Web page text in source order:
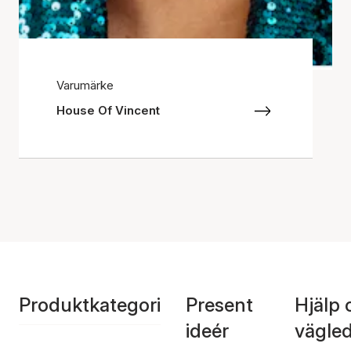
Varumärke
House Of Vincent
Produktkategori
Present
ideér
Hjälp